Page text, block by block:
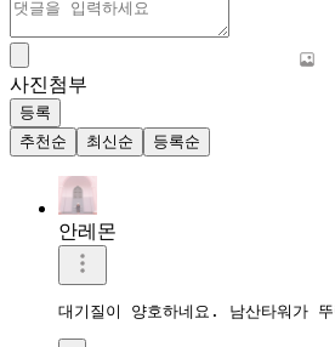
사진첨부
등록
추천순
최신순 등록순
안레몬
대기질이 양호하네요. 남산타워가